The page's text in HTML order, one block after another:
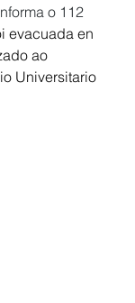
o 112
evacuada en
ao
Universitario